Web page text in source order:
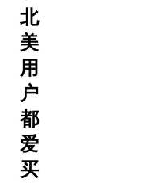
北
美
用
户
都
爱
买